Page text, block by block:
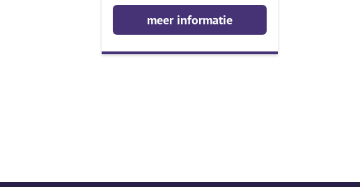
meer informatie